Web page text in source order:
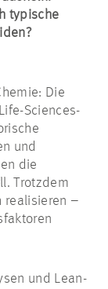
typische
Die
Sciences-
und
die
Trotzdem
realisieren –
und Lean-